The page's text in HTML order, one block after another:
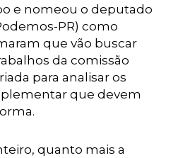
e nomeou o deputado
PR) como
que vão buscar
da comissão
para analisar os
que devem
quanto mais a